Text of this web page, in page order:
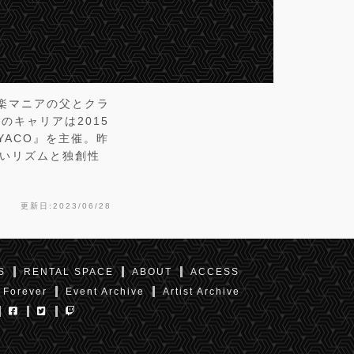
マニアの父とクラ
キャリアは2015
』を主催。昨
リズムと独創性
更新日:2023/06/28
RENTAL SPACE ABOUT
ACCESS
Forever
Event Archive Artist Archive